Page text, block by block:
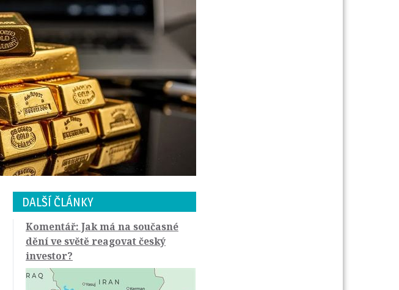
DALŠÍ ČLÁNKY
Komentář: Jak má na současné
dění ve světě reagovat český
investor?